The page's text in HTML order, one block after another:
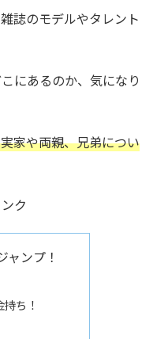
誌のモデルやタレント
にあるのか、気になり
家や両親、兄弟につい
ク
ャンプ！
ち！